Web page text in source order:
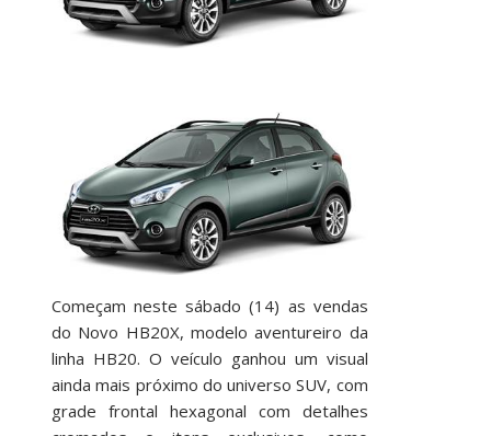
Começam neste sábado (14) as vendas
do Novo HB20X, modelo aventureiro da
linha HB20. O veículo ganhou um visual
ainda mais próximo do universo SUV, com
grade frontal hexagonal com detalhes